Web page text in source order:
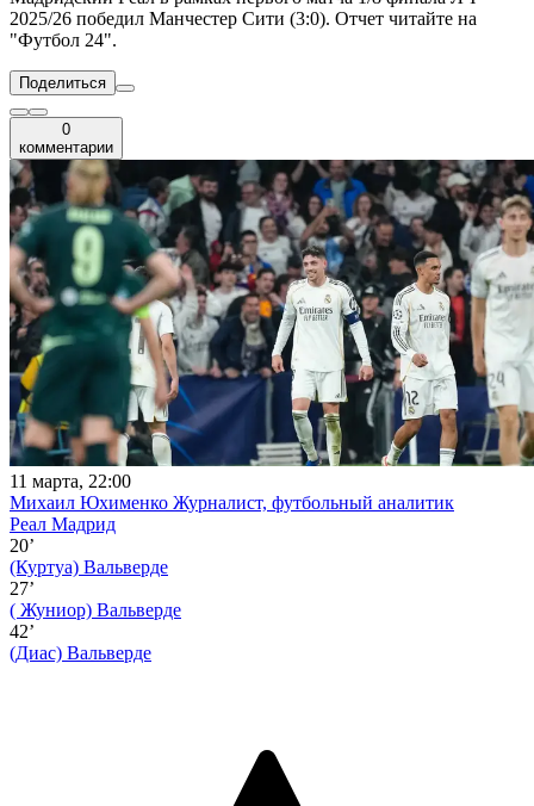
2025/26 победил Манчестер Сити (3:0). Отчет читайте на
"Футбол 24".
Поделиться
0
комментарии
11 марта, 22:00
Михаил Юхименко Журналист, футбольный аналитик
Реал Мадрид
20’
(Куртуа) Вальверде
27’
( Жуниор) Вальверде
42’
(Диас) Вальверде